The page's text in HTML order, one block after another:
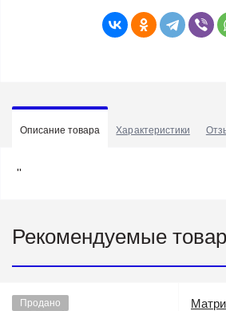
Описание товара Характеристики
''
Рекомендуемые
Продано